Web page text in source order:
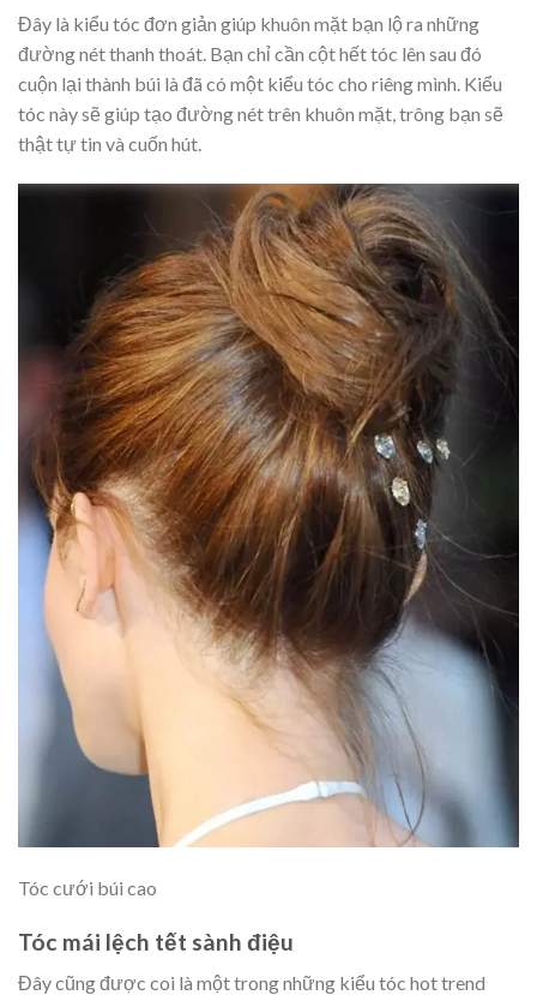
Đây là kiểu tóc đơn giản giúp khuôn mặt bạn lộ ra những
đường nét thanh thoát. Bạn chỉ cần cột hết tóc lên sau đó
cuộn lại thành búi là đã có một kiểu tóc cho riêng mình. Kiểu
tóc này sẽ giúp tạo đường nét trên khuôn mặt, trông bạn sẽ
thật tự tin và cuốn hút.
Tóc cưới búi cao
Tóc mái lệch tết sành điệu
Đây cũng được coi là một trong những kiểu tóc hot trend